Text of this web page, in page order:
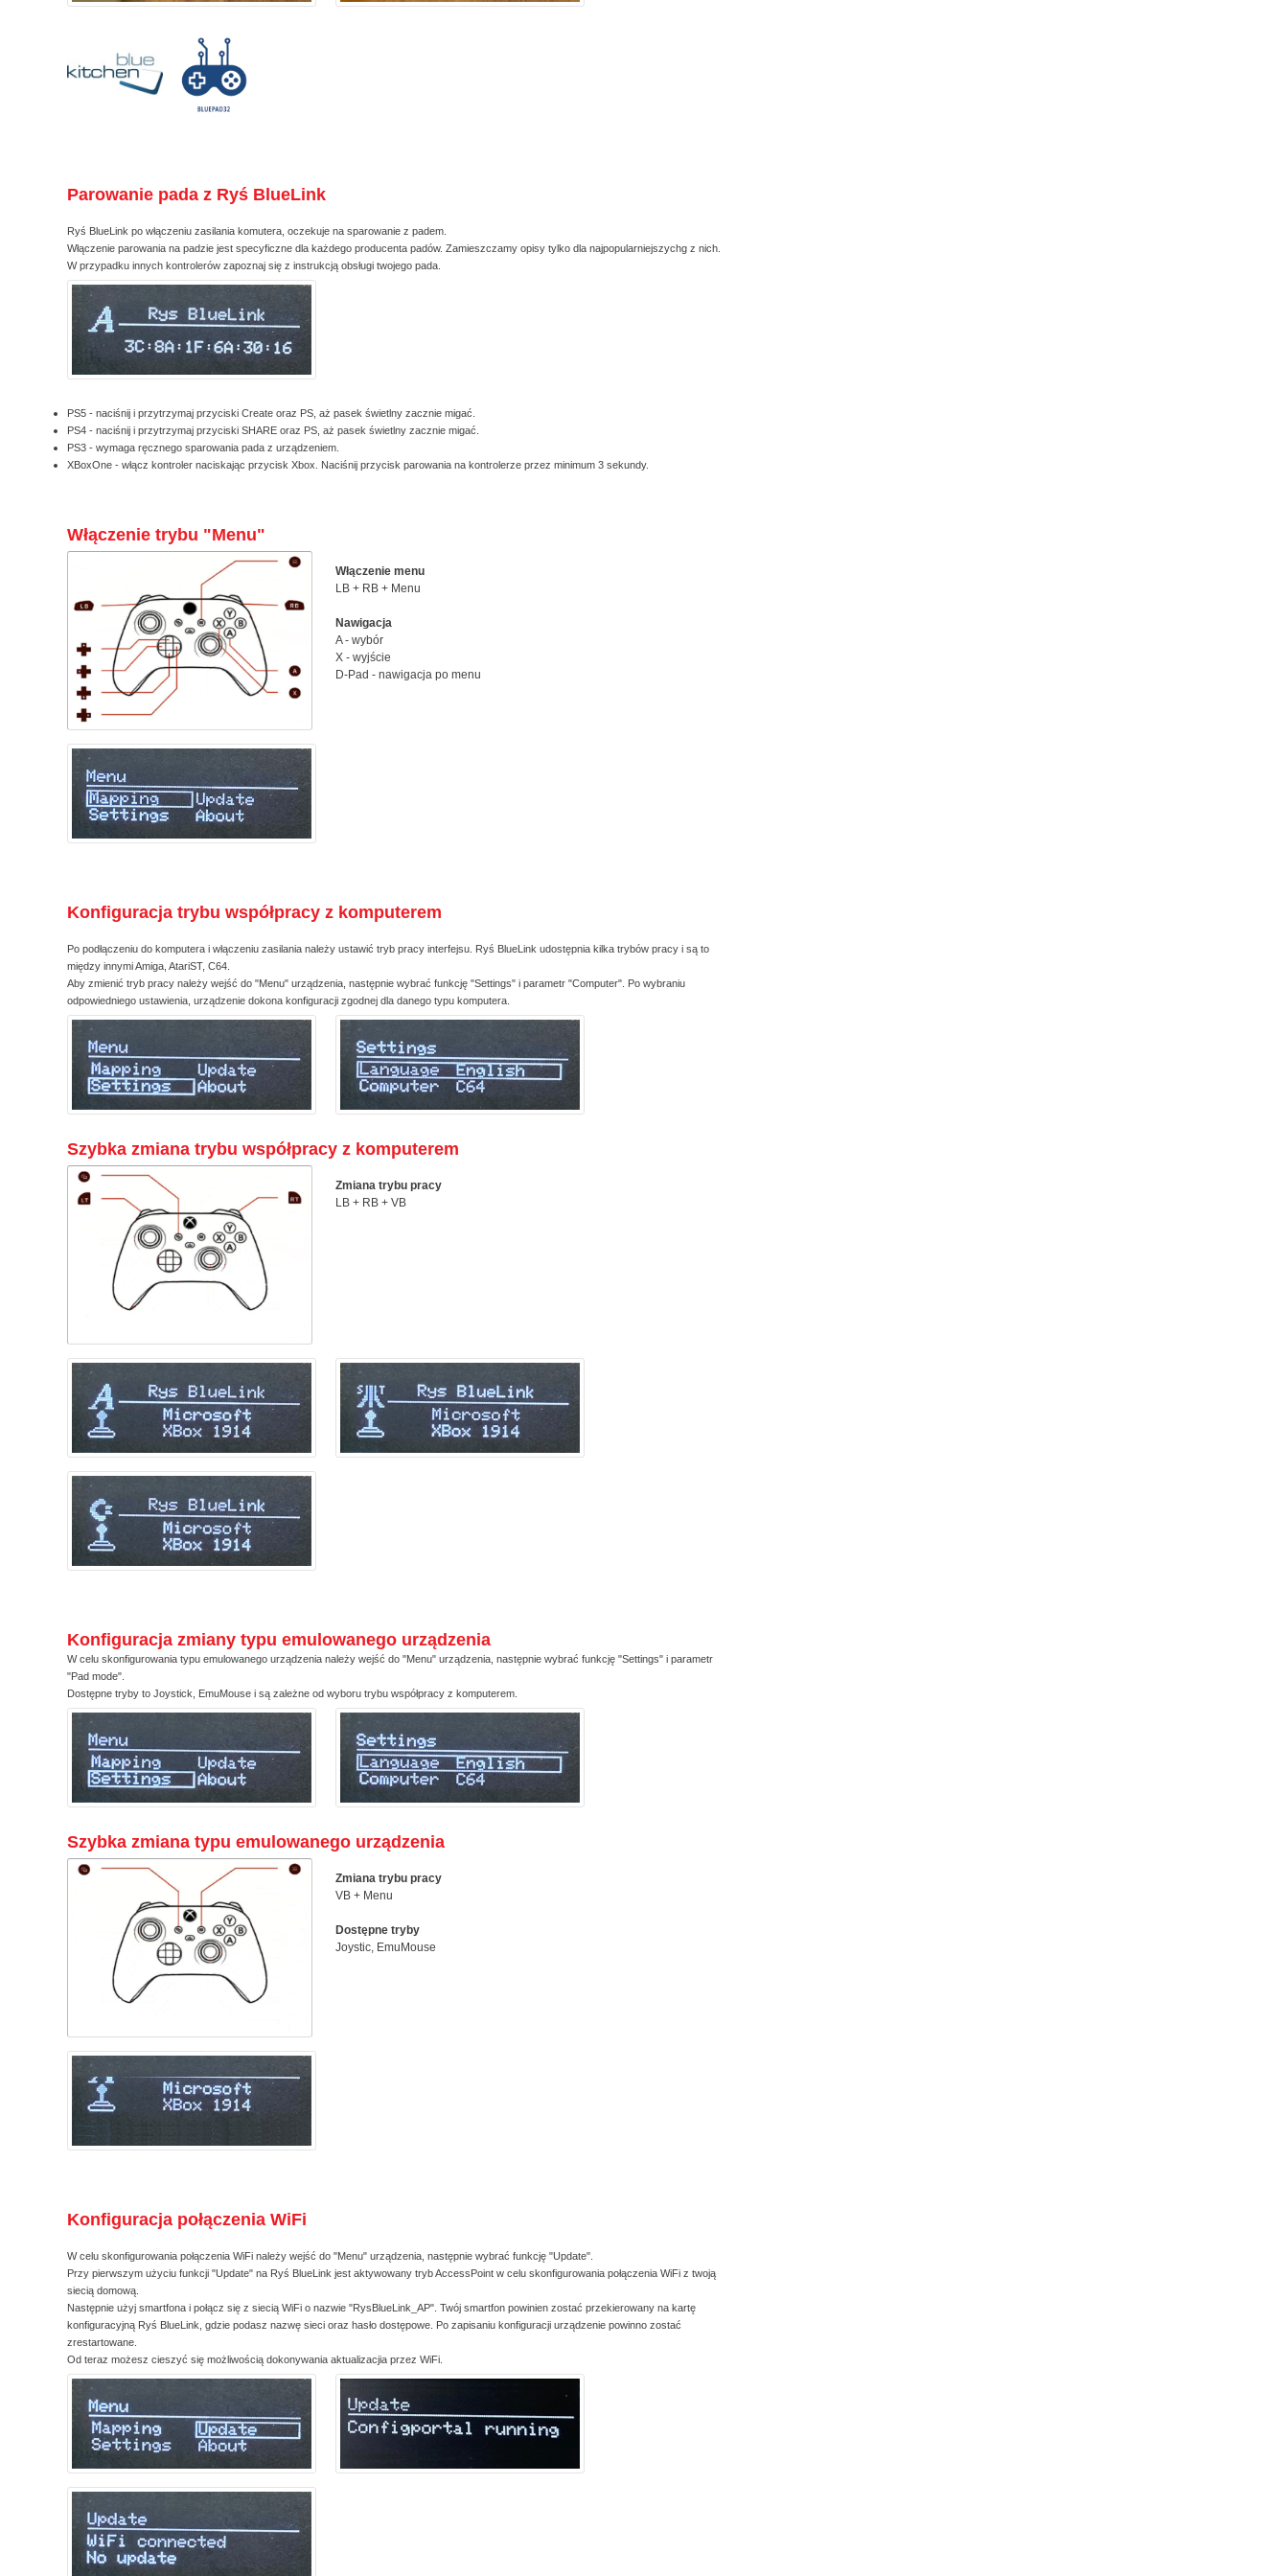
Parowanie pada z Ryś BlueLink
Ryś BlueLink po włączeniu zasilania komutera, oczekuje na sparowanie z padem.
Włączenie parowania na padzie jest specyficzne dla każdego producenta padów. Zamieszczamy opisy tylko dla najpopularniejszychg z nich.
W przypadku innych kontrolerów zapoznaj się z instrukcją obsługi twojego pada.
PS5 - naciśnij i przytrzymaj przyciski Create oraz PS, aż pasek świetlny zacznie migać.
PS4 - naciśnij i przytrzymaj przyciski SHARE oraz PS, aż pasek świetlny zacznie migać.
PS3 - wymaga ręcznego sparowania pada z urządzeniem.
XBoxOne - włącz kontroler naciskając przycisk Xbox. Naciśnij przycisk parowania na kontrolerze przez minimum 3 sekundy.
Włączenie trybu "Menu"
Włączenie menu
LB + RB + Menu
Nawigacja
A - wybór
X - wyjście
D-Pad - nawigacja po menu
Konfiguracja trybu współpracy z komputerem
Po podłączeniu do komputera i włączeniu zasilania należy ustawić tryb pracy interfejsu. Ryś BlueLink udostępnia kilka trybów pracy i są to
między innymi Amiga, AtariST, C64.
Aby zmienić tryb pracy należy wejść do "Menu" urządzenia, następnie wybrać funkcję "Settings" i parametr "Computer". Po wybraniu
odpowiedniego ustawienia, urządzenie dokona konfiguracji zgodnej dla danego typu komputera.
Szybka zmiana trybu współpracy z komputerem
Zmiana trybu pracy
LB + RB + VB
Konfiguracja zmiany typu emulowanego urządzenia
W celu skonfigurowania typu emulowanego urządzenia należy wejść do "Menu" urządzenia, następnie wybrać funkcję "Settings" i parametr
"Pad mode".
Dostępne tryby to Joystick, EmuMouse i są zależne od wyboru trybu współpracy z komputerem.
Szybka zmiana typu emulowanego urządzenia
Zmiana trybu pracy
VB + Menu
Dostępne tryby
Joystic, EmuMouse
Konfiguracja połączenia WiFi
W celu skonfigurowania połączenia WiFi należy wejść do "Menu" urządzenia, następnie wybrać funkcję "Update".
Przy pierwszym użyciu funkcji "Update" na Ryś BlueLink jest aktywowany tryb AccessPoint w celu skonfigurowania połączenia WiFi z twoją
siecią domową.
Następnie użyj smartfona i połącz się z siecią WiFi o nazwie "RysBlueLink_AP". Twój smartfon powinien zostać przekierowany na kartę
konfiguracyjną Ryś BlueLink, gdzie podasz nazwę sieci oraz hasło dostępowe. Po zapisaniu konfiguracji urządzenie powinno zostać
zrestartowane.
Od teraz możesz cieszyć się możliwością dokonywania aktualizacjia przez WiFi.